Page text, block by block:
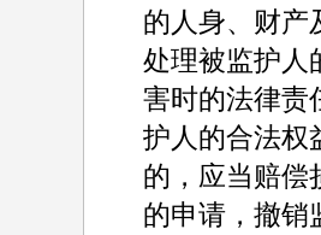
的人身、财产
处理被监护人
害时的法律责
护人的合法权
的，应当赔偿
的申请，撤销